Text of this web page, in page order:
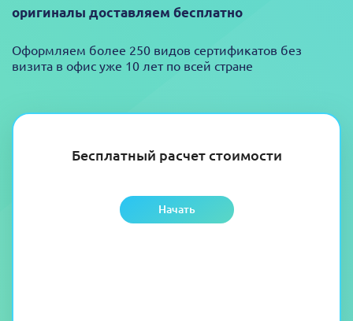
Бесплатный расчет стоимости
Начать
оригиналы доставляем бесплатно
Оформляем более 250 видов сертификатов без
визита в офис уже 10 лет по всей стране